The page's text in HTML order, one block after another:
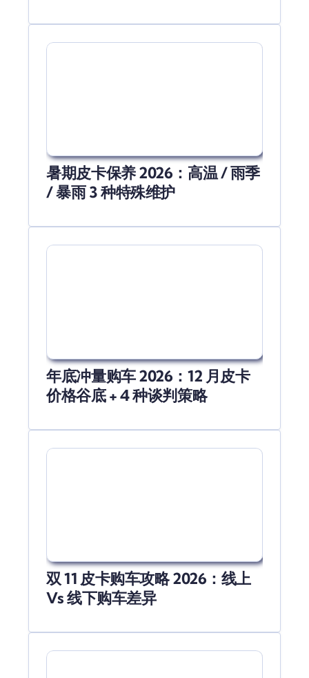
暑期皮卡保养 2026：高温 / 雨季
/ 暴雨 3 种特殊维护
年底冲量购车 2026：12 月皮卡
价格谷底 + 4 种谈判策略
双 11 皮卡购车攻略 2026：线上
Vs 线下购车差异